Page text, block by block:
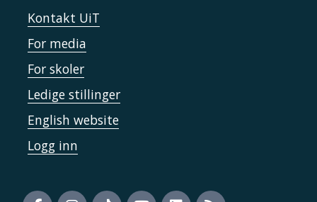
Kontakt UiT
For media
For skoler
Ledige stillinger
English website
Logg inn